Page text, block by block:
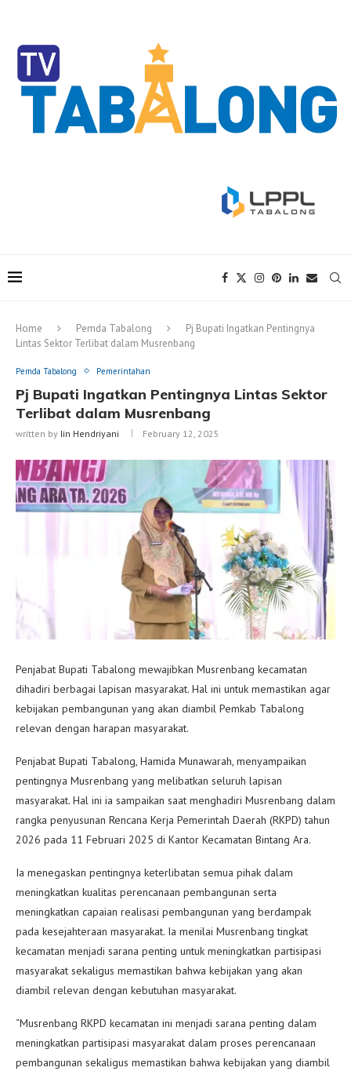
Home Pemda Tabalong
Pj Bupati Ingatkan Pentingnya
Lintas Sektor Terlibat dalam Musrenbang
Pemda Tabalong Pemerintahan
Pj Bupati Ingatkan Pentingnya Lintas Sektor
Terlibat dalam Musrenbang
written by Iin Hendriyani February 12, 2025
Penjabat Bupati Tabalong mewajibkan Musrenbang kecamatan
dihadiri berbagai lapisan masyarakat. Hal ini untuk memastikan agar
kebijakan pembangunan yang akan diambil Pemkab Tabalong
relevan dengan harapan masyarakat.
Penjabat Bupati Tabalong, Hamida Munawarah, menyampaikan
pentingnya Musrenbang yang melibatkan seluruh lapisan
masyarakat. Hal ini ia sampaikan saat menghadiri Musrenbang dalam
rangka penyusunan Rencana Kerja Pemerintah Daerah (RKPD) tahun
2026 pada 11 Februari 2025 di Kantor Kecamatan Bintang Ara.
Ia menegaskan pentingnya keterlibatan semua pihak dalam
meningkatkan kualitas perencanaan pembangunan serta
meningkatkan capaian realisasi pembangunan yang berdampak
pada kesejahteraan masyarakat. Ia menilai Musrenbang tingkat
kecamatan menjadi sarana penting untuk meningkatkan partisipasi
masyarakat sekaligus memastikan bahwa kebijakan yang akan
diambil relevan dengan kebutuhan masyarakat.
“Musrenbang RKPD kecamatan ini menjadi sarana penting dalam
meningkatkan partisipasi masyarakat dalam proses perencanaan
pembangunan sekaligus memastikan bahwa kebijakan yang diambil